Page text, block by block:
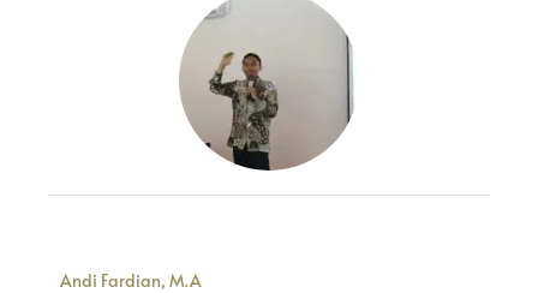
Andi Fardian, M.A